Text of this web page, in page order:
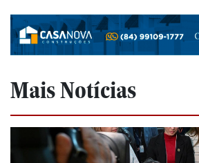
Mais Notícias